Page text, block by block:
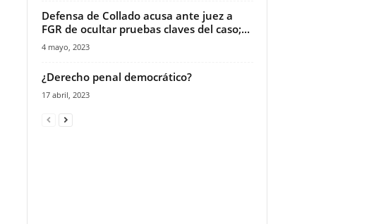
Defensa de Collado acusa ante juez a
FGR de ocultar pruebas claves del caso;...
4 mayo, 2023
¿Derecho penal democrático?
17 abril, 2023